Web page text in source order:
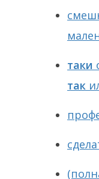
таки
так